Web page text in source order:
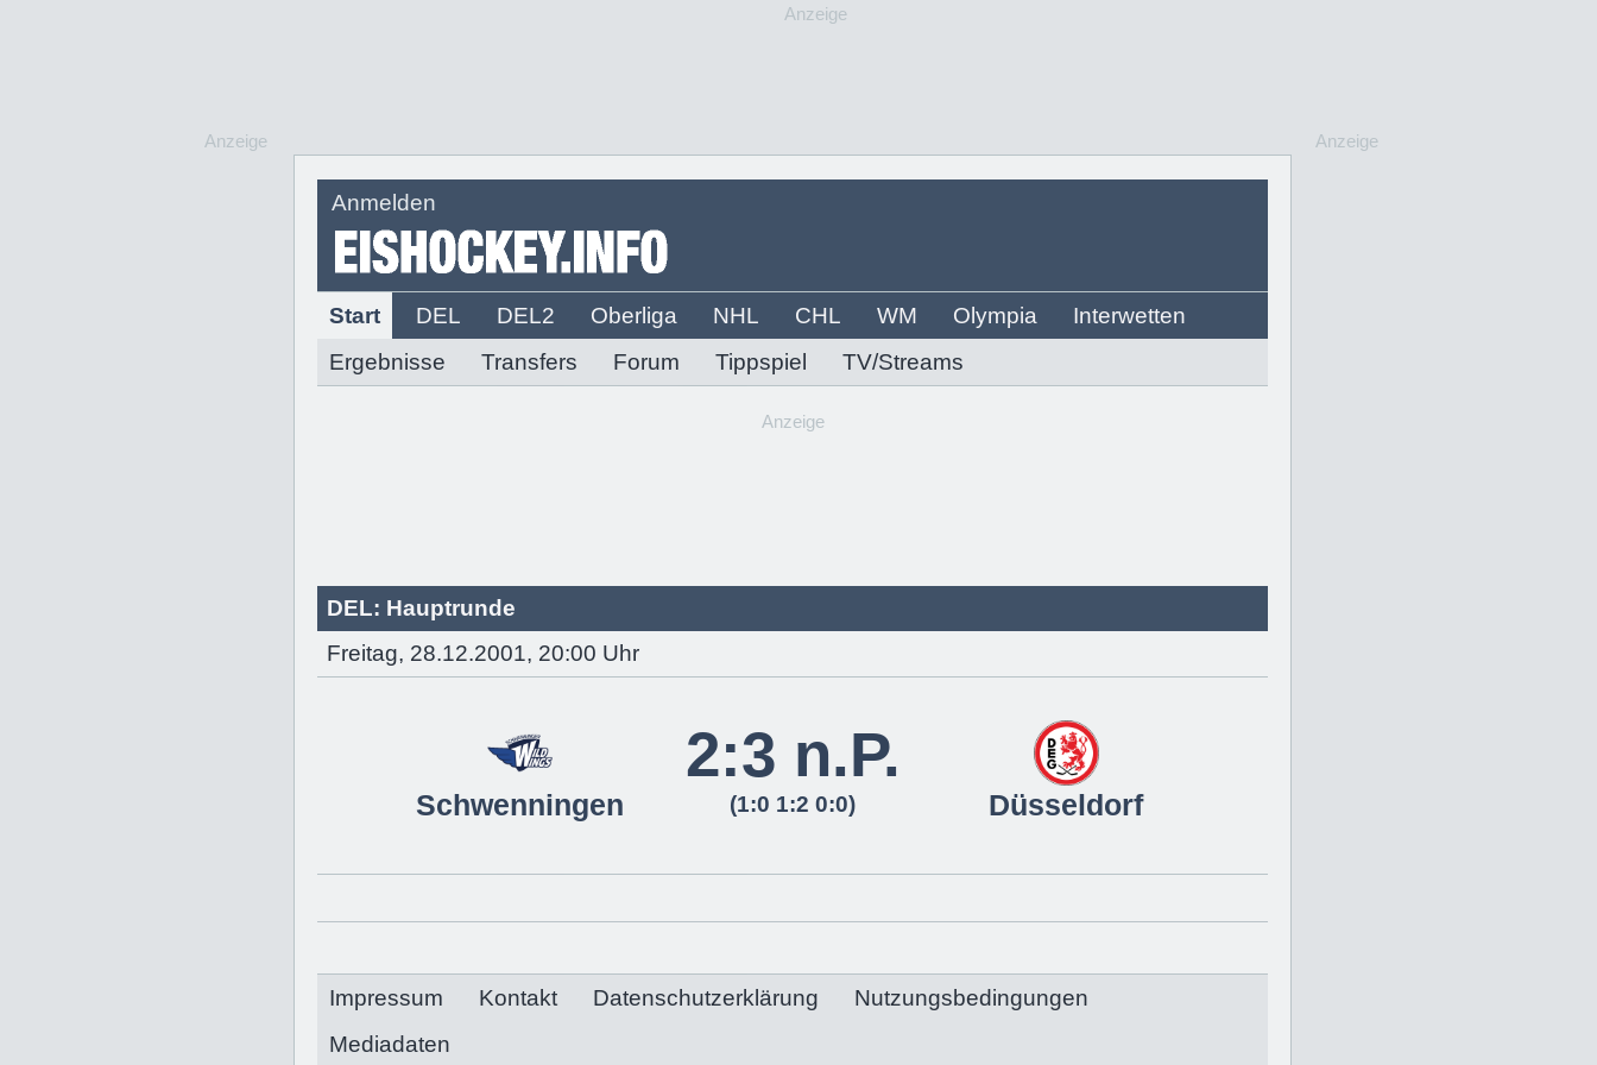
Anzeige
Anmelden
Start DEL DEL2 Oberliga NHL CHL WM Olympia
Interwetten
Ergebnisse
Transfers Forum Tippspiel TV/Streams
Anzeige
Anzeige
Anzeige
DEL: Hauptrunde
Freitag, 28.12.2001, 20:00 Uhr
Schwenningen
2:3 n.P.
(1:0 1:2 0:0) Düsseldorf
Impressum Kontakt Datenschutzerklärung
Nutzungsbedingungen
Mediadaten